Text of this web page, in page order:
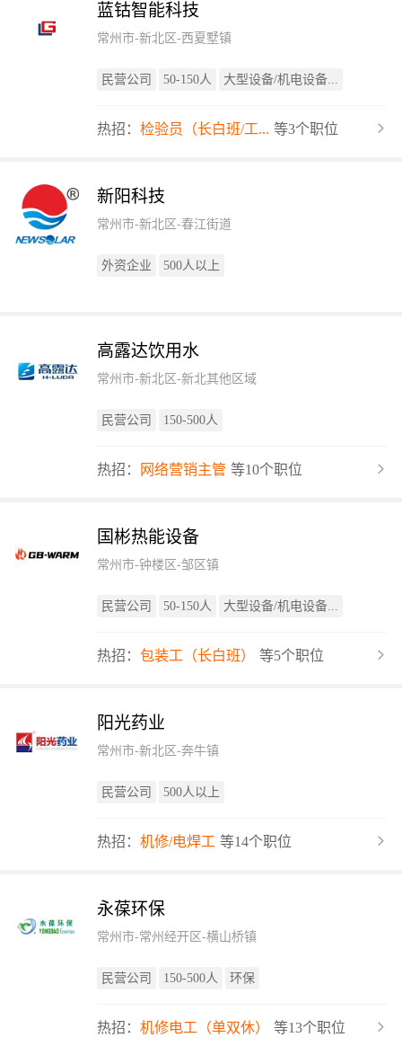
蓝钴智能科技
常州市-新北区-西夏墅镇
民营公司 50-150人 大型设备/机电设备...
热招： 检验员（长白班/工... 等3个职位
新阳科技
常州市-新北区-春江街道
外资企业 500人以上
高露达饮用水
常州市-新北区-新北其他区域
民营公司 150-500人
热招： 网络营销主管 等10个职位
国彬热能设备
常州市-钟楼区-邹区镇
民营公司 50-150人 大型设备/机电设备...
热招： 包装工（长白班） 等5个职位
阳光药业
常州市-新北区-奔牛镇
民营公司 500人以上
热招： 机修/电焊工 等14个职位
永葆环保
常州市-常州经开区-横山桥镇
民营公司 150-500人 环保
热招： 机修电工（单双休） 等13个职位